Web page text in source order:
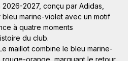
2027, conçu par Adidas,
marine-violet avec un motif
à quatre moments
du club.
maillot combine le bleu marine-
orange, marquant le retour